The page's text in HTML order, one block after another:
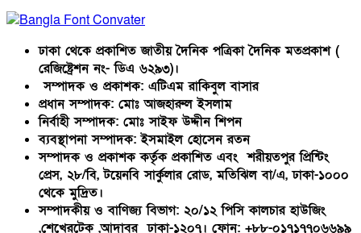
ঢাকা থেকে প্রকাশিত জাতীয় দৈনিক পত্রিকা দৈনিক মতপ্রকাশ (
রেজিষ্ট্রেশন নং- ডিএ ৬২৯৩)।
সম্পাদক ও প্রকাশক: এটিএম রাকিবুল বাসার
প্রধান সম্পাদক: মোঃ আজহারুল ইসলাম
নির্বাহী সম্পাদক: মোঃ সাইফ উদ্দীন শিপন
ব্যবস্থাপনা সম্পাদক: ইসমাইল হোসেন রতন
সম্পাদক ও প্রকাশক কর্তৃক প্রকাশিত এবং শরীয়তপুর প্রিন্টিং
প্রেস, ২৮/বি, টয়েনবি সার্কুলার রোড, মতিঝিল বা/এ, ঢাকা-১০০০
থেকে মুদ্রিত।
সম্পাদকীয় ও বাণিজ্য বিভাগ: ২০/১২ পিসি কালচার হাউজিং
,শেখেরটেক ,আদাবর ঢাকা-১২০৭। ফোন: +৮৮-০১৭১৭৭০৬৬৯৯